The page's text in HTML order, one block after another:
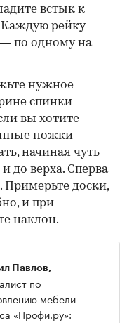
встык к
Каждую рейку
по одному на
нужное
спинки
вы хотите
ножки
начиная чуть
до верха. Сперва
Примерьте доски,
и при
наклон.
Павлов,
по
мебели
«Профи.ру»: